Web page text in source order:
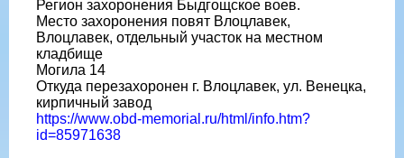
Регион захоронения Быдгощское воев.
Место захоронения повят Влоцлавек,
Влоцлавек, отдельный участок на местном
кладбище
Могила 14
Откуда перезахоронен г. Влоцлавек, ул. Венецка,
кирпичный завод
https://www.obd-memorial.ru/html/info.htm?
id=85971638